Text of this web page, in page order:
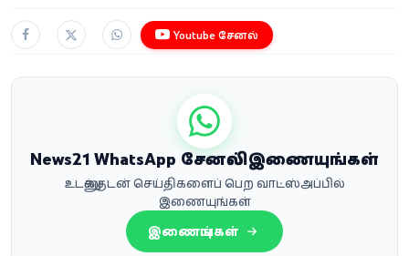
Youtube சேனல்
News21 WhatsApp சேனலில் இணையுங்கள்
உடனுக்குடன் செய்திகளைப் பெற வாட்ஸ்அப்பில்
இணையுங்கள்
இணையுங்கள்